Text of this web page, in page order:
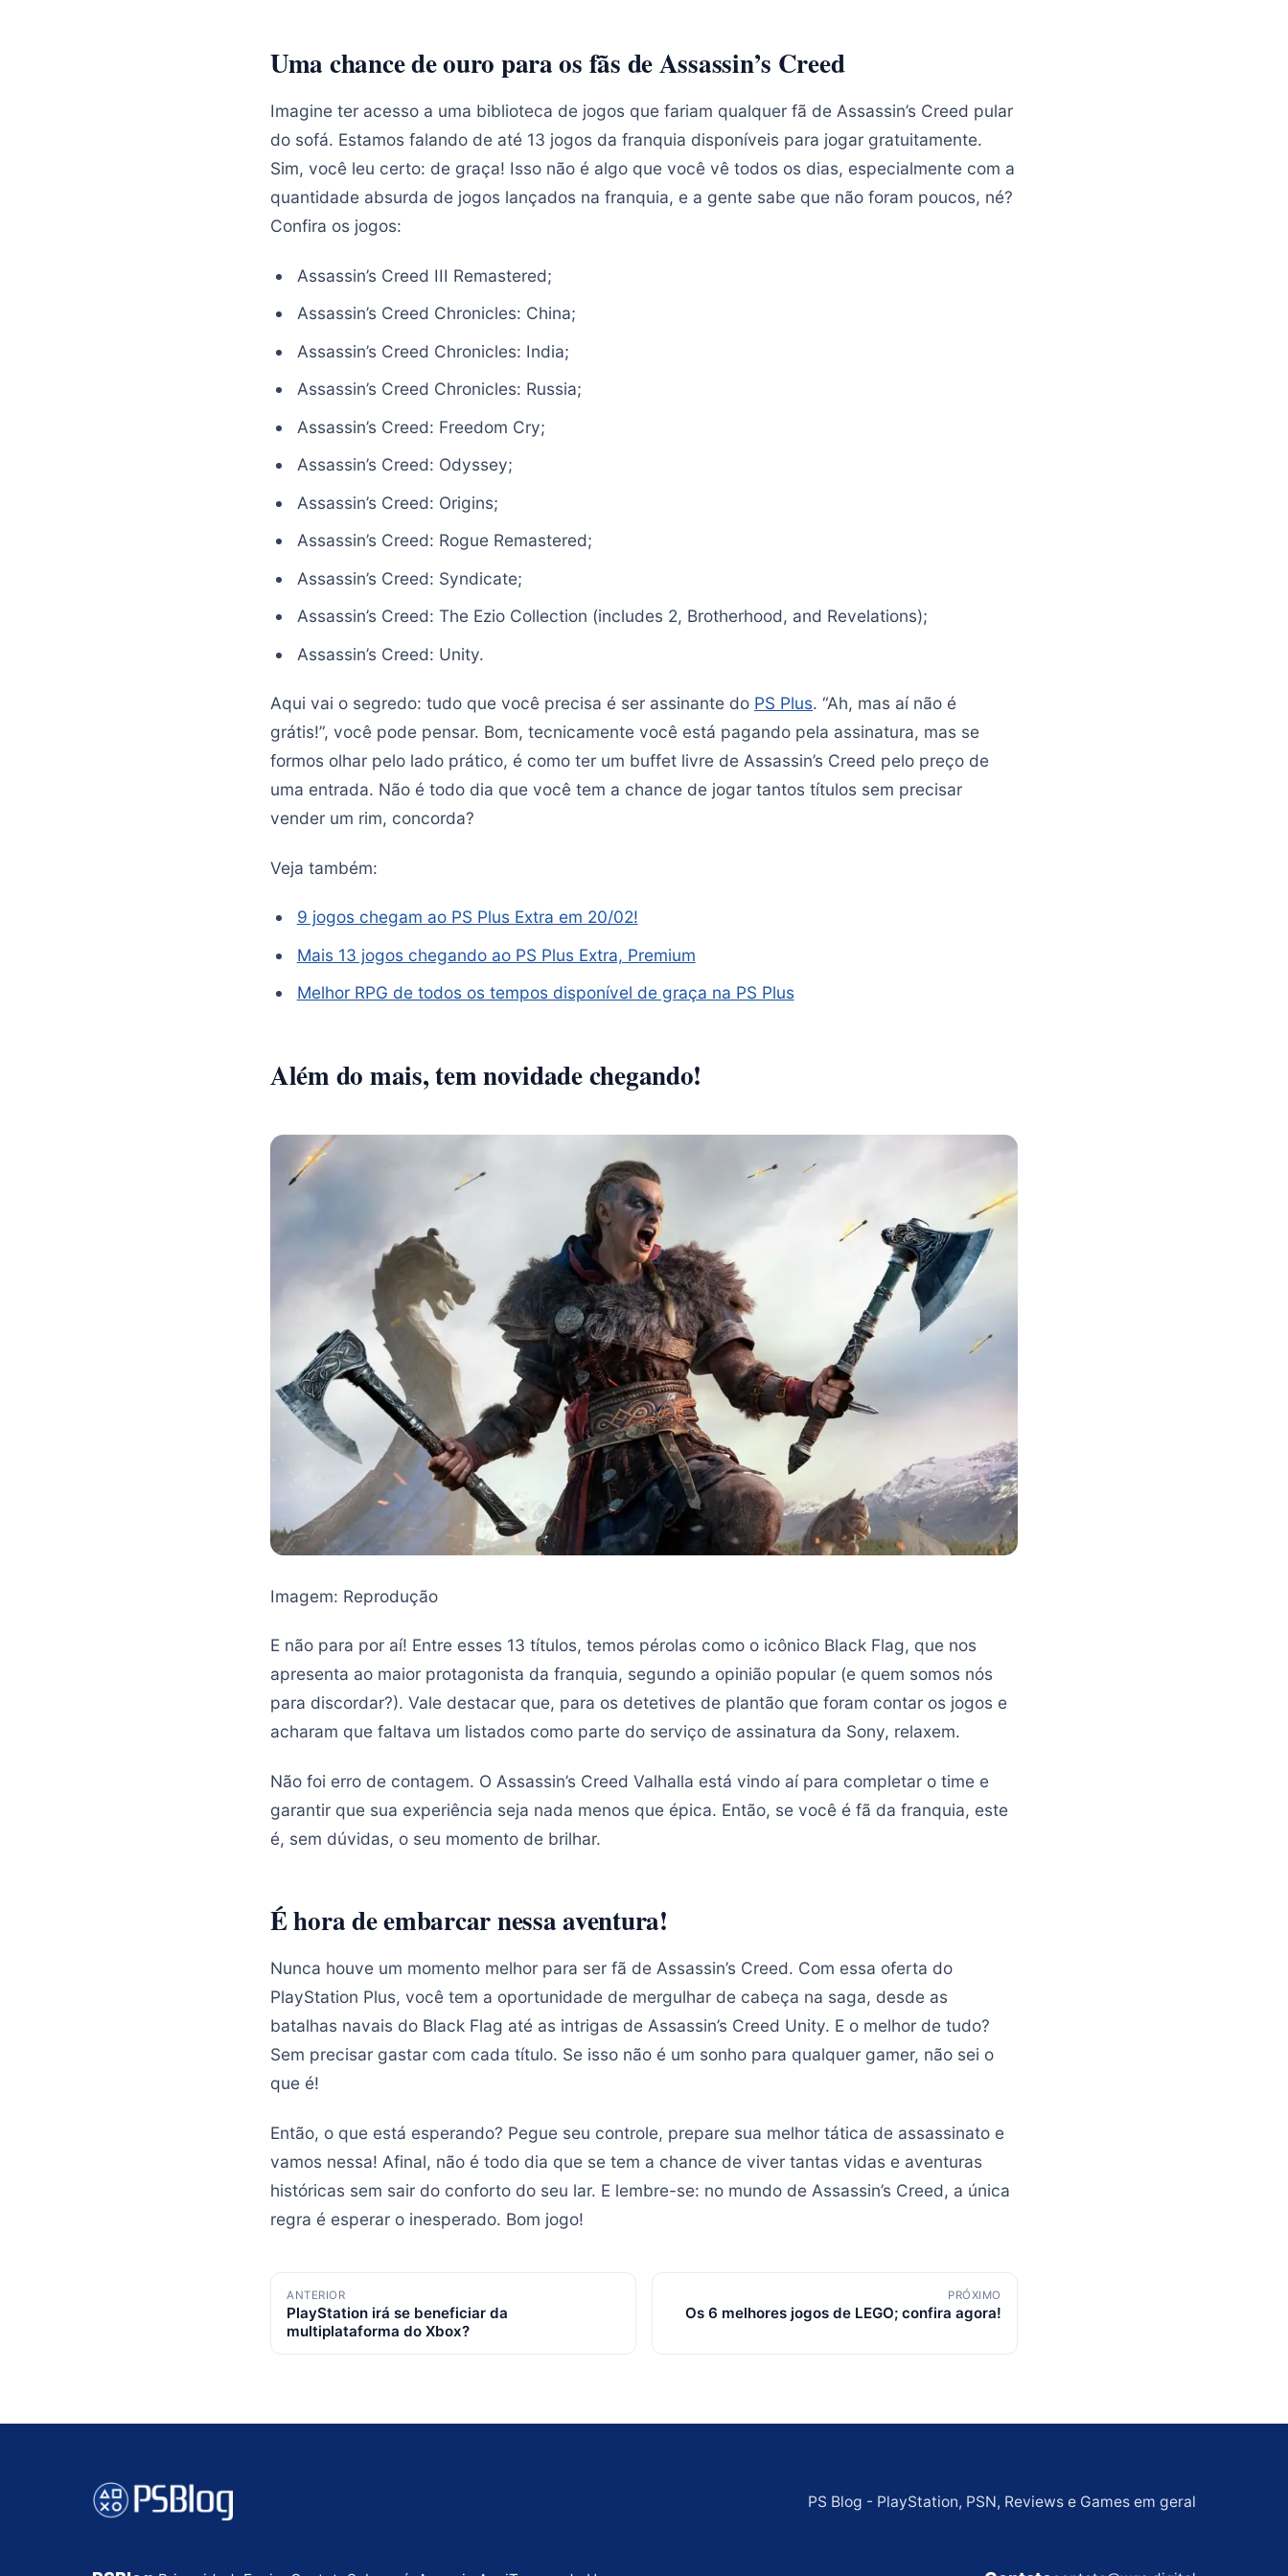
Uma chance de ouro para os fãs de Assassin’s Creed
Imagine ter acesso a uma biblioteca de jogos que fariam qualquer fã de Assassin’s Creed pular
do sofá. Estamos falando de até 13 jogos da franquia disponíveis para jogar gratuitamente.
Sim, você leu certo: de graça! Isso não é algo que você vê todos os dias, especialmente com a
quantidade absurda de jogos lançados na franquia, e a gente sabe que não foram poucos, né?
Confira os jogos:
Assassin’s Creed III Remastered;
Assassin’s Creed Chronicles: China;
Assassin’s Creed Chronicles: India;
Assassin’s Creed Chronicles: Russia;
Assassin’s Creed: Freedom Cry;
Assassin’s Creed: Odyssey;
Assassin’s Creed: Origins;
Assassin’s Creed: Rogue Remastered;
Assassin’s Creed: Syndicate;
Assassin’s Creed: The Ezio Collection (includes 2, Brotherhood, and Revelations);
Assassin’s Creed: Unity.
Aqui vai o segredo: tudo que você precisa é ser assinante do PS Plus. “Ah, mas aí não é
grátis!”, você pode pensar. Bom, tecnicamente você está pagando pela assinatura, mas se
formos olhar pelo lado prático, é como ter um buffet livre de Assassin’s Creed pelo preço de
uma entrada. Não é todo dia que você tem a chance de jogar tantos títulos sem precisar
vender um rim, concorda?
Veja também:
9 jogos chegam ao PS Plus Extra em 20/02!
Mais 13 jogos chegando ao PS Plus Extra, Premium
Melhor RPG de todos os tempos disponível de graça na PS Plus
Além do mais, tem novidade chegando!
Imagem: Reprodução
E não para por aí! Entre esses 13 títulos, temos pérolas como o icônico Black Flag, que nos
apresenta ao maior protagonista da franquia, segundo a opinião popular (e quem somos nós
para discordar?). Vale destacar que, para os detetives de plantão que foram contar os jogos e
acharam que faltava um listados como parte do serviço de assinatura da Sony, relaxem.
Não foi erro de contagem. O Assassin’s Creed Valhalla está vindo aí para completar o time e
garantir que sua experiência seja nada menos que épica. Então, se você é fã da franquia, este
é, sem dúvidas, o seu momento de brilhar.
É hora de embarcar nessa aventura!
Nunca houve um momento melhor para ser fã de Assassin’s Creed. Com essa oferta do
PlayStation Plus, você tem a oportunidade de mergulhar de cabeça na saga, desde as
batalhas navais do Black Flag até as intrigas de Assassin’s Creed Unity. E o melhor de tudo?
Sem precisar gastar com cada título. Se isso não é um sonho para qualquer gamer, não sei o
que é!
Então, o que está esperando? Pegue seu controle, prepare sua melhor tática de assassinato e
vamos nessa! Afinal, não é todo dia que se tem a chance de viver tantas vidas e aventuras
históricas sem sair do conforto do seu lar. E lembre-se: no mundo de Assassin’s Creed, a única
regra é esperar o inesperado. Bom jogo!
Navegação
de
posts
ANTERIOR
PlayStation irá se beneficiar da
multiplataforma do Xbox?
PRÓXIMO
Os 6 melhores jogos de LEGO; confira agora!
PS Blog - PlayStation, PSN, Reviews e Games em geral